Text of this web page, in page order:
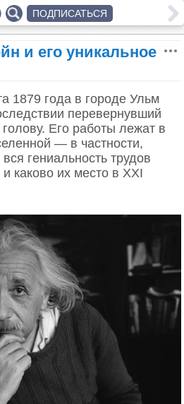
и его уникальное
1879 года в городе Ульм
перевернувший
Его работы лежат в
— в частности,
гениальность трудов
каково их место в XXI
ПОДПИСАТЬСЯ